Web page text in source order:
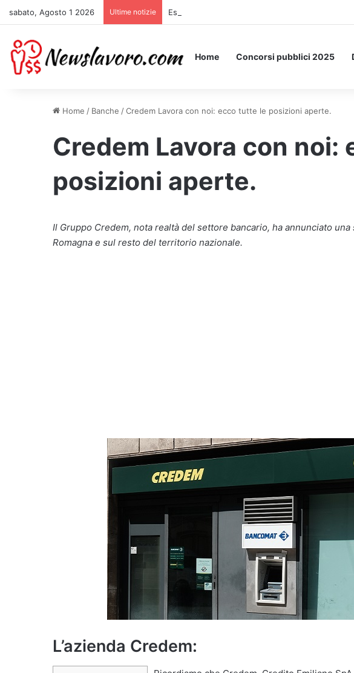
sabato, Agosto 1 2026 Ultime notizie Essere Pagati per Stare a Letto: ecco
Home Concorsi pubblici 2025
Home / Banche /Credem Lavora con noi: ecco tutte le posizioni aperte.
Credem Lavora con noi:
posizioni aperte.
Il Gruppo Credem, nota realtà del settore bancario, ha annunciato
Romagna e sul resto del territorio nazionale.
L’azienda Credem: